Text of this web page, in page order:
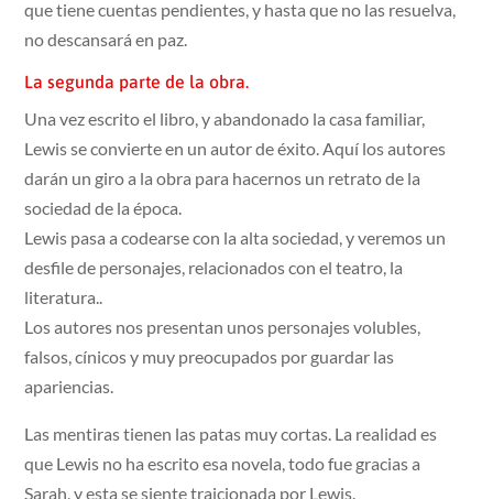
que tiene cuentas pendientes, y hasta que no las resuelva,
no descansará en paz.
La segunda parte de la obra.
Una vez escrito el libro, y abandonado la casa familiar,
Lewis se convierte en un autor de éxito. Aquí los autores
darán un giro a la obra para hacernos un retrato de la
sociedad de la época.
Lewis pasa a codearse con la alta sociedad, y veremos un
desfile de personajes, relacionados con el teatro, la
literatura..
Los autores nos presentan unos personajes volubles,
falsos, cínicos y muy preocupados por guardar las
apariencias.
Las mentiras tienen las patas muy cortas. La realidad es
que Lewis no ha escrito esa novela, todo fue gracias a
Sarah, y esta se siente traicionada por Lewis.